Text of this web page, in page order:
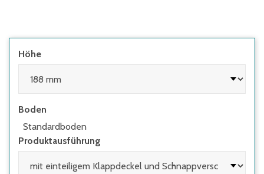
Höhe
Boden
Standardboden
Produktausführung